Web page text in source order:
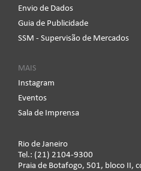
Envio de Dados
Guia de Publicidade
SSM - Supervisão de Mercados
MAIS
Instagram
Eventos
Sala de Imprensa
Rio de Janeiro
Tel.: (21) 2104-9300
Praia de Botafogo, 501, bloco II,